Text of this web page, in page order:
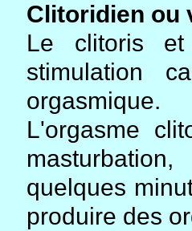
Clitoridien ou
Le clitoris
stimulation
orgasmique.
L'orgasme
quelques
produire des